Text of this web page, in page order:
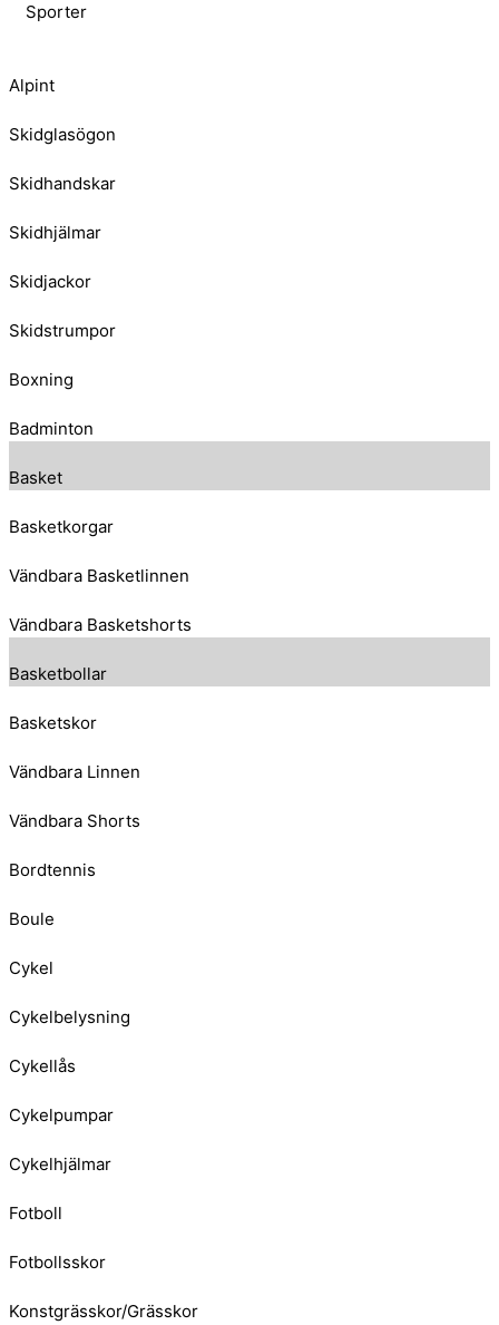
Sporter
Alpint
Skidglasögon
Skidhandskar
Skidhjälmar
Skidjackor
Skidstrumpor
Boxning
Badminton
Basket
Basketkorgar
Vändbara Basketlinnen
Vändbara Basketshorts
Basketbollar
Basketskor
Vändbara Linnen
Vändbara Shorts
Bordtennis
Boule
Cykel
Cykelbelysning
Cykellås
Cykelpumpar
Cykelhjälmar
Fotboll
Fotbollsskor
Konstgrässkor/Grässkor